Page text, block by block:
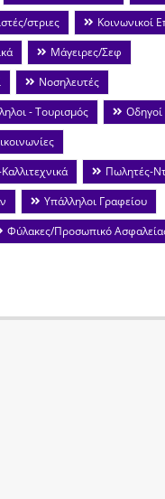
στριες
Κοινωνικοί
Μάγειρες/Σεφ
Νοσηλευτές
- Τουρισμός
Οδηγοί
Πωλητές-
Υπάλληλοι Γραφείου
Φύλακες/Προσωπικό